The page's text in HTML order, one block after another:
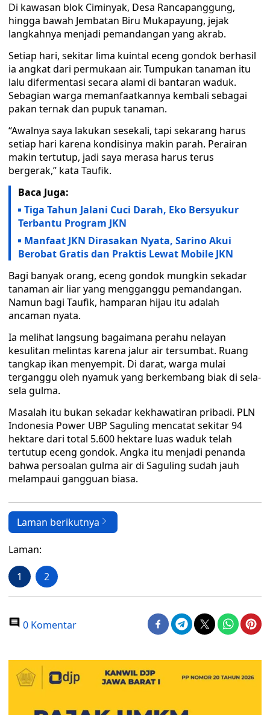
Di kawasan blok Ciminyak, Desa Rancapanggung,
hingga bawah Jembatan Biru Mukapayung, jejak
langkahnya menjadi pemandangan yang akrab.
Setiap hari, sekitar lima kuintal eceng gondok berhasil
ia angkat dari permukaan air. Tumpukan tanaman itu
lalu difermentasi secara alami di bantaran waduk.
Sebagian warga memanfaatkannya kembali sebagai
pakan ternak dan pupuk tanaman.
“Awalnya saya lakukan sesekali, tapi sekarang harus
setiap hari karena kondisinya makin parah. Perairan
makin tertutup, jadi saya merasa harus terus
bergerak,” kata Taufik.
Baca Juga:
Tiga Tahun Jalani Cuci Darah, Eko Bersyukur
Terbantu Program JKN
Manfaat JKN Dirasakan Nyata, Sarino Akui
Berobat Gratis dan Praktis Lewat Mobile JKN
Bagi banyak orang, eceng gondok mungkin sekadar
tanaman air liar yang mengganggu pemandangan.
Namun bagi Taufik, hamparan hijau itu adalah
ancaman nyata.
Ia melihat langsung bagaimana perahu nelayan
kesulitan melintas karena jalur air tersumbat. Ruang
tangkap ikan menyempit. Di darat, warga mulai
terganggu oleh nyamuk yang berkembang biak di sela-
sela gulma.
Masalah itu bukan sekadar kekhawatiran pribadi. PLN
Indonesia Power UBP Saguling mencatat sekitar 94
hektare dari total 5.600 hektare luas waduk telah
tertutup eceng gondok. Angka itu menjadi penanda
bahwa persoalan gulma air di Saguling sudah jauh
melampaui gangguan biasa.
Laman berikutnya
Laman:
1 2
0 Komentar